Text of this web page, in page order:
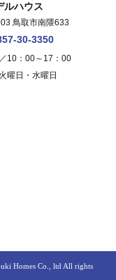
ルハウス
鳥取市南隈633
30-3350
10：00～17：00
曜日・水曜日
Homes Co., ltd All rights